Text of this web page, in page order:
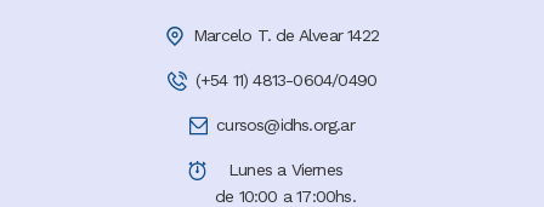
Marcelo T. de Alvear 1422
(+54 11) 4813-0604/0490
cursos@idhs.org.ar
Lunes a Viernes
de 10:00 a 17:00hs.